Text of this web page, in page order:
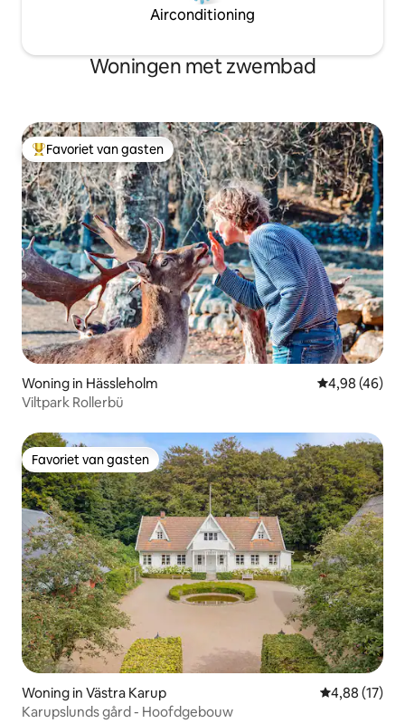
Airconditioning
Woningen met zwembad
Topfavoriet van gasten
Favoriet van gasten
Woning in Hässleholm Gemiddelde
4,98 (46)
Viltpark Rollerbü
Favoriet van gasten
Favoriet van gasten
Woning in Västra Karup Gemiddelde
4,88 (17)
Karupslunds gård - Hoofdgebouw